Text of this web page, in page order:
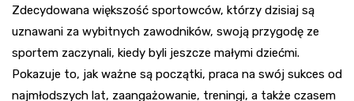
Zdecydowana większość sportowców, którzy dzisiaj są
uznawani za wybitnych zawodników, swoją przygodę ze
sportem zaczynali, kiedy byli jeszcze małymi dziećmi.
Pokazuje to, jak ważne są początki, praca na swój sukces od
najmłodszych lat, zaangażowanie, treningi, a także czasem